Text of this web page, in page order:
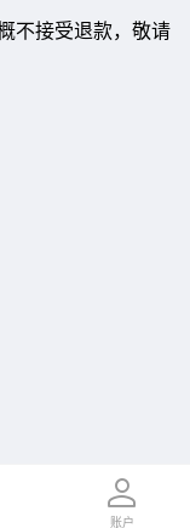
不接受退款，敬请
账户